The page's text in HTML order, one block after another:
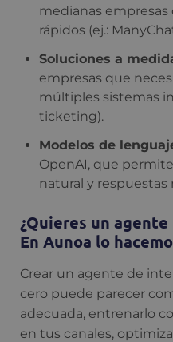
medianas
rápidos (ej.:
Soluciones a
empresas que
múltiples sistemas
ticketing).
Modelos de
OpenAI, que
natural y respuestas
¿Quieres un
En Aunoa lo
Crear un agente de
cero puede parecer
adecuada, entrenarlo
en tus canales,